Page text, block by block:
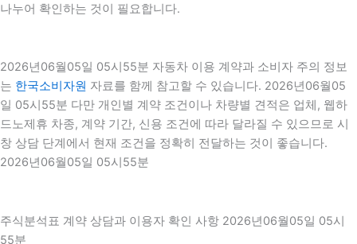
나누어 확인하는 것이 필요합니다.
2026년06월05일 05시55분 자동차 이용 계약과 소비자 주의 정보
는 한국소비자원 자료를 함께 참고할 수 있습니다. 2026년06월05
일 05시55분 다만 개인별 계약 조건이나 차량별 견적은 업체, 웹하
드노제휴 차종, 계약 기간, 신용 조건에 따라 달라질 수 있으므로 시
창 상담 단계에서 현재 조건을 정확히 전달하는 것이 좋습니다.
2026년06월05일 05시55분
주식분석표 계약 상담과 이용자 확인 사항 2026년06월05일 05시
55분